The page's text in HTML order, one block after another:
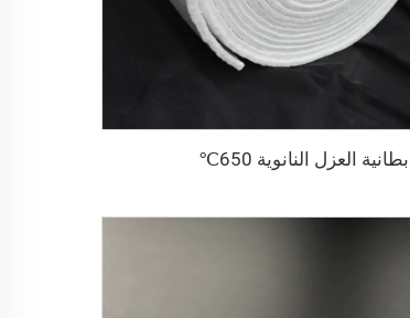
بطانية العزل النانوية 650℃